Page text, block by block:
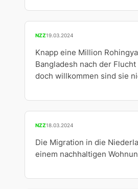
NZZ19.03.2024
Knapp eine Million
Bangladesh nach der Flucht
doch willkommen sind sie
NZZ18.03.2024
Die Migration in die
einem nachhaltigen